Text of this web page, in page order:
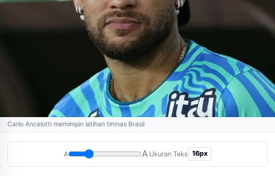
Carlo Ancelotti memimpin latihan timnas Brasil
A A Ukuran Teks 16px